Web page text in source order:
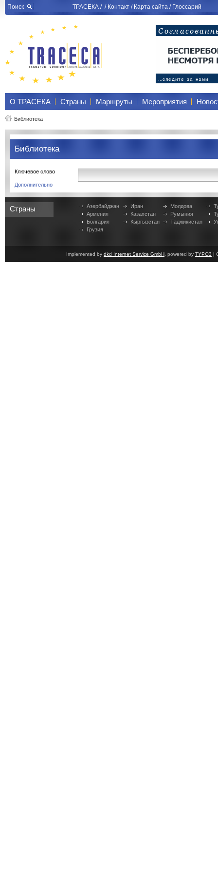
Поиск ТРАСЕКА/ /Контакт/Карта сайта/Глоссарий
О ТРАСЕКА Страны Маршруты Мероприятия
Библиотека
Библиотека
Ключевое слово
Дополнительно
Страны
Азербайджан
Армения
Болгария
Грузия
Иран
Казахстан
Кыргызстан
Молдова
Румыния
Таджикистан
Implemented by dkd Internet Service GmbH , powered by TYPO3 |